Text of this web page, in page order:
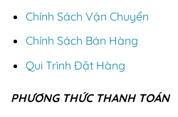
Chính Sách Vận Chuyển
Chính Sách Bán Hàng
Qui Trình Đặt Hàng
PHƯƠNG THỨC THANH TOÁN